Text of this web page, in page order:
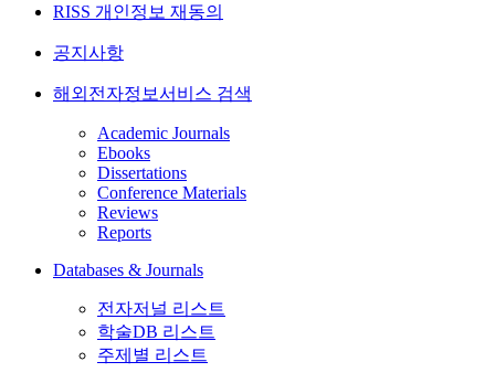
RISS 개인정보 재동의
공지사항
해외전자정보서비스 검색
Academic Journals
Ebooks
Dissertations
Conference Materials
Reviews
Reports
Databases & Journals
전자저널 리스트
학술DB 리스트
주제별 리스트